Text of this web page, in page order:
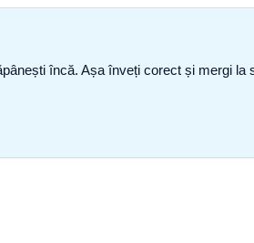
încă. Așa înveți corect și mergi la